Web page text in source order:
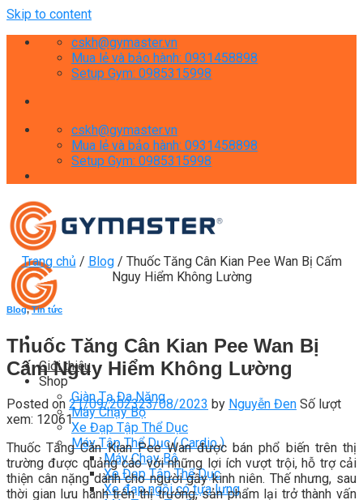
Skip to content
cskh@gymaster.vn
Mua lẻ và bảo hành: 0931458898
Setup Gym: 0985315998
cskh@gymaster.vn
Mua lẻ và bảo hành: 0931458898
Setup Gym: 0985315998
Giới thiệu
Shop
Giàn Tạ Đa Năng
Máy Chạy Bộ
Xe Đạp Tập Thể Dục
Máy Tập Thể Dục ( Cardio )
Máy Chạy Bộ
Xe Đạp Tập Thể Dục
Xe đạp ngồi có tựa lưng
Trang chủ / Blog / Thuốc Tăng Cân Kian Pee Wan Bị Cấm
Nguy Hiểm Không Lường
Blog,Tin tức
Thuốc Tăng Cân Kian Pee Wan Bị
Cấm Nguy Hiểm Không Lường
Posted on 21/09/202323/08/2023 by Nguyễn Đen Số lượt
xem: 12061
Thuốc Tăng Cân Kian Pee Wan được bán phổ biến trên thị
trường được quảng cáo với những lợi ích vượt trội, hỗ trợ cải
thiện cân nặng dành cho người gầy kinh niên. Thế nhưng, sau
thời gian lưu hành trên thị trường, sản phẩm lại trở thành vấn